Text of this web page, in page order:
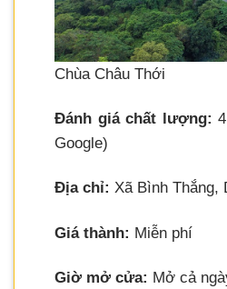
Chùa Châu Thới
Đánh giá chất lượng:
Google)
Địa chỉ: Xã Bình Thắng,
Giá thành: Miễn phí
Giờ mở cửa: Mở cả